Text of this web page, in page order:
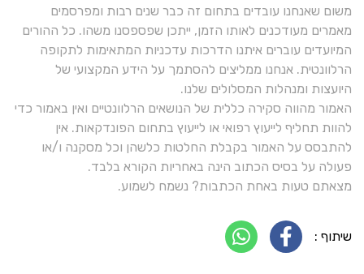
משום שאנחנו עובדים בתחום זה כבר שנים רבות ומפרסמים
מאמרים מעודכנים לאותו הזמן, ייתכן שפספסנו משהו. כל ההורים
המיועדים עוברים איתנו הדרכות עדכניות המתאימות לתקופה
הרלוונטית. אנחנו ממליצים להסתמך על הידע המקצועי של
היועצות ומנהלות המסלולים שלנו.
האמור מהווה סקירה כללית של הנושאים הרלוונטיים ואין באמור כדי
להוות תחליף לייעוץ רפואי או לייעוץ בתחום הפונדקאות. אין
להתבסס על האמור בקבלת החלטות כלשהן וכל מסקנה ו/או
פעולה על בסיס הכתוב הינה באחריות הקורא בלבד.
מצאתם טעות באחת הכתבות? נשמח לשמוע.
שיתוף :